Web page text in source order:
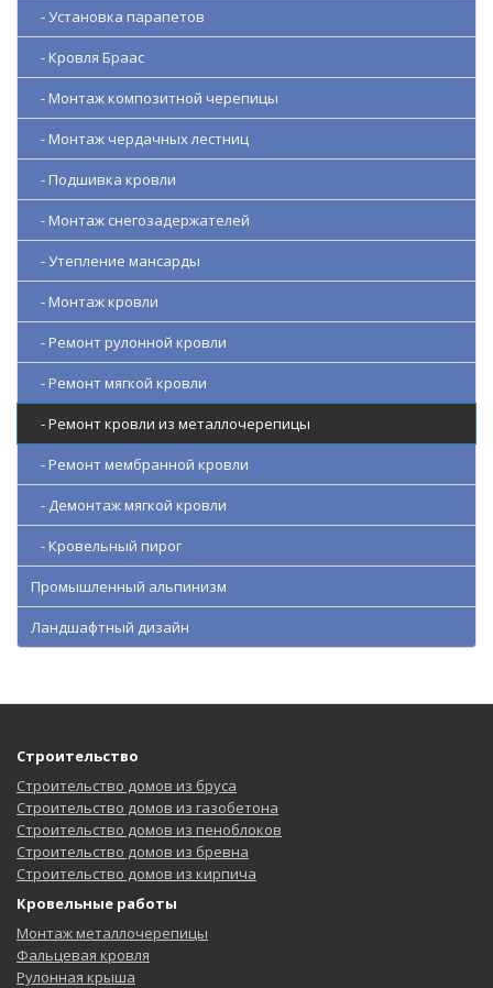
- Установка парапетов
- Кровля Браас
- Монтаж композитной черепицы
- Монтаж чердачных лестниц
- Подшивка кровли
- Монтаж снегозадержателей
- Утепление мансарды
- Монтаж кровли
- Ремонт рулонной кровли
- Ремонт мягкой кровли
- Ремонт кровли из металлочерепицы
- Ремонт мембранной кровли
- Демонтаж мягкой кровли
- Кровельный пирог
Промышленный альпинизм
Ландшафтный дизайн
Строительство
Строительство домов из бруса
Строительство домов из газобетона
Строительство домов из пеноблоков
Строительство домов из бревна
Строительство домов из кирпича
Кровельные работы
Монтаж металлочерепицы
Фальцевая кровля
Рулонная крыша